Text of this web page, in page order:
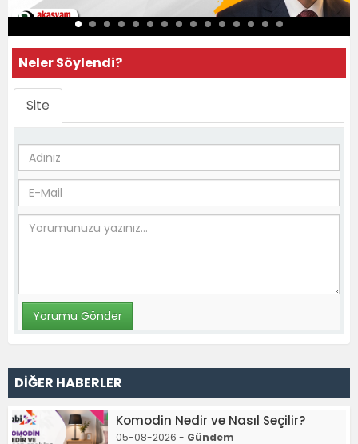
Neler Söylendi?
Site
DİĞER HABERLER
Komodin Nedir ve Nasıl Seçilir?
05-08-2026 - Gündem